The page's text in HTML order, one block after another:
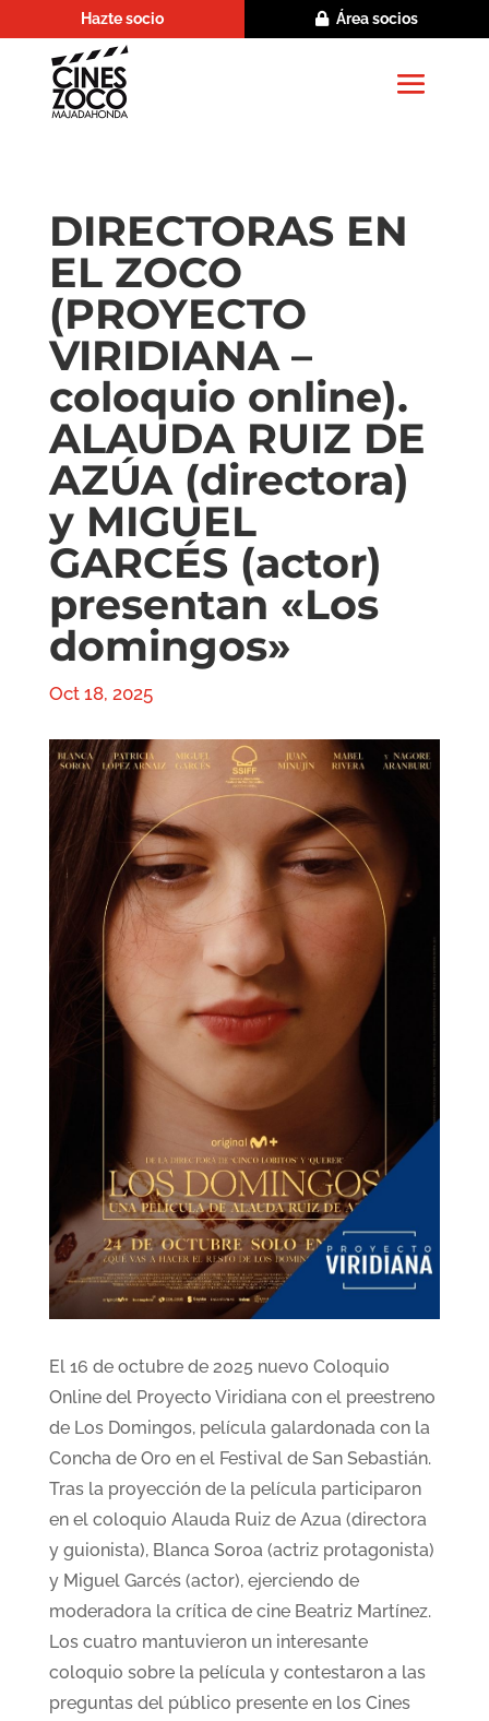
Hazte socio Área socios
DIRECTORAS EN
EL ZOCO
(PROYECTO
VIRIDIANA –
coloquio online).
ALAUDA RUIZ DE
AZÚA (directora)
y MIGUEL
GARCÉS (actor)
presentan «Los
domingos»
Oct 18, 2025
El 16 de octubre de 2025 nuevo Coloquio
Online del Proyecto Viridiana con el preestreno
de Los Domingos, película galardonada con la
Concha de Oro en el Festival de San Sebastián.
Tras la proyección de la película participaron
en el coloquio Alauda Ruiz de Azua (directora
y guionista), Blanca Soroa (actriz protagonista)
y Miguel Garcés (actor), ejerciendo de
moderadora la crítica de cine Beatriz Martínez.
Los cuatro mantuvieron un interesante
coloquio sobre la película y contestaron a las
preguntas del público presente en los Cines